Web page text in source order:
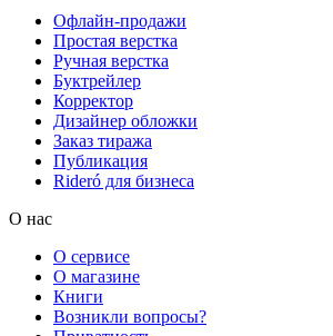
Офлайн-продажи
Простая верстка
Ручная верстка
Буктрейлер
Корректор
Дизайнер обложки
Заказ тиража
Публикация
Rideró для бизнеса
О нас
О сервисе
О магазине
Книги
Возникли вопросы?